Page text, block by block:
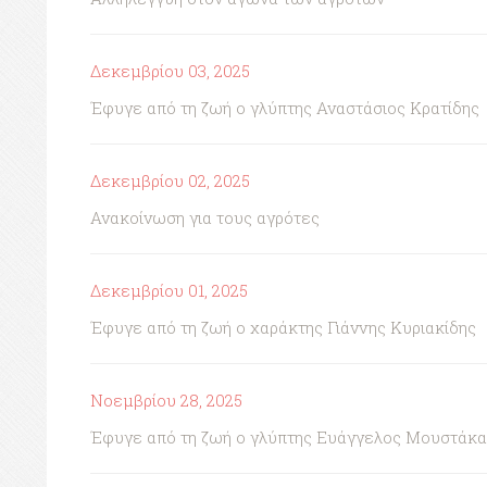
Δεκεμβρίου 03, 2025
Έφυγε από τη ζωή ο γλύπτης Αναστάσιος Κρατίδης
Δεκεμβρίου 02, 2025
Ανακοίνωση για τους αγρότες
Δεκεμβρίου 01, 2025
Έφυγε από τη ζωή ο χαράκτης Γιάννης Κυριακίδης
Νοεμβρίου 28, 2025
Έφυγε από τη ζωή ο γλύπτης Ευάγγελος